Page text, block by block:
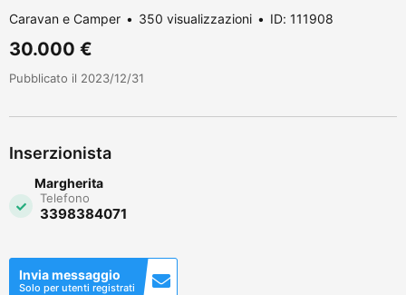
Caravan e Camper 350 visualizzazioni ID: 111908
30.000 €
Pubblicato il 2023/12/31
Inserzionista
Margherita
Telefono
3398384071
Invia messaggio
Solo per utenti registrati